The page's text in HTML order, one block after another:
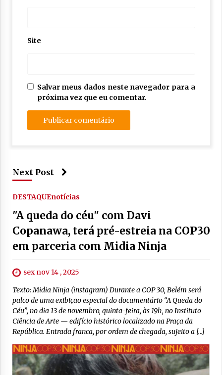
Site
Salvar meus dados neste navegador para a
próxima vez que eu comentar.
Next Post
DESTAQUEnotícias
"A queda do céu" com Davi
Copanawa, terá pré-estreia na COP30
em parceria com Midia Ninja
sex nov 14 , 2025
Texto: Midia Ninja (instagram) Durante a COP 30, Belém será
palco de uma exibição especial do documentário “A Queda do
Céu”, no dia 13 de novembro, quinta-feira, às 19h, no Instituto
Ciência de Arte — edifício histórico localizado na Praça da
República. Entrada franca, por ordem de chegada, sujeito a […]